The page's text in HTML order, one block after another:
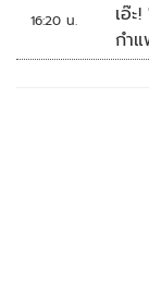
16:20 น.
เอ๊
กำ
หัว